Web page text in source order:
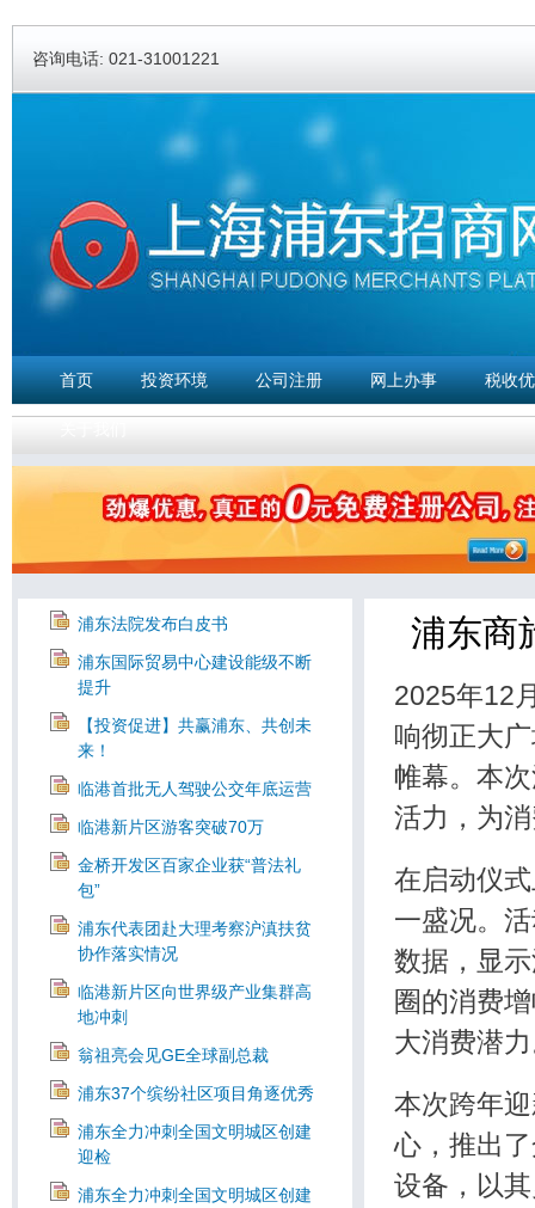
咨询电话: 021-31001221
首页 投资环境 公司注册 网上办事 税收
浦东法院发布白皮书
浦东国际贸易中心建设能级不断
提升
【投资促进】共赢浦东、共创未
来！
临港首批无人驾驶公交年底运营
临港新片区游客突破70万
金桥开发区百家企业获“普法礼
包”
浦东代表团赴大理考察沪滇扶贫
协作落实情况
临港新片区向世界级产业集群高
地冲刺
翁祖亮会见GE全球副总裁
浦东37个缤纷社区项目角逐优秀
浦东全力冲刺全国文明城区创建
迎检
浦东全力冲刺全国文明城区创建
浦东商
2025年12
响彻正大
帷幕。本
活力，为
在启动仪
一盛况。
数据，显
圈的消费
大消费潜
本次跨年
心，推出
设备，以